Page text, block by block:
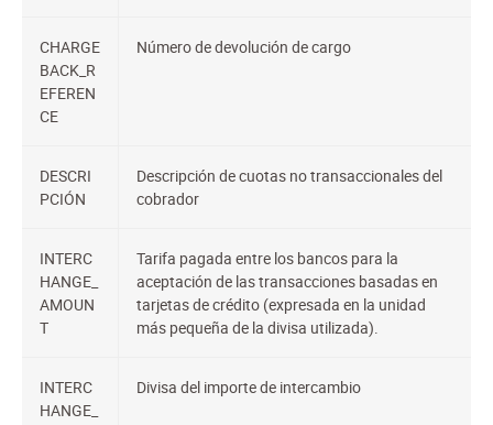
CHARGE
BACK_R
EFEREN
CE
Número de devolución de cargo
DESCRI
PCIÓN
Descripción de cuotas no transaccionales del
cobrador
INTERC
HANGE_
AMOUN
T
Tarifa pagada entre los bancos para la
aceptación de las transacciones basadas en
tarjetas de crédito (expresada en la unidad
más pequeña de la divisa utilizada).
INTERC
HANGE_
Divisa del importe de intercambio